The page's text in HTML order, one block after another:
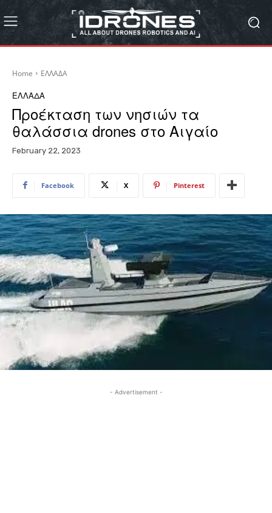
Home ΕΛΛΑΔΑ
ΕΛΛΑΔΑ
Προέκταση των νησιών τα
θαλάσσια drones στο Αιγαίο
February 22, 2023
Facebook X Pinterest
- Advertisement -